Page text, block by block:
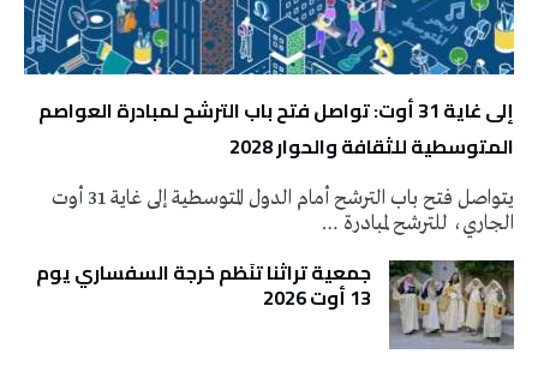
إلى غاية 31 أوت: تواصل فتح باب الترشح لمبادرة العواصم
المتوسطية للثقافة والحوار 2028
يتواصل فتح باب الترشح أمام الدول المتوسطية إلى غاية 31 أوت
الجاري، للترشح لمبادرة …
جمعية تراثنا تنَظم خرجة السفساري يوم
13 أوت 2026